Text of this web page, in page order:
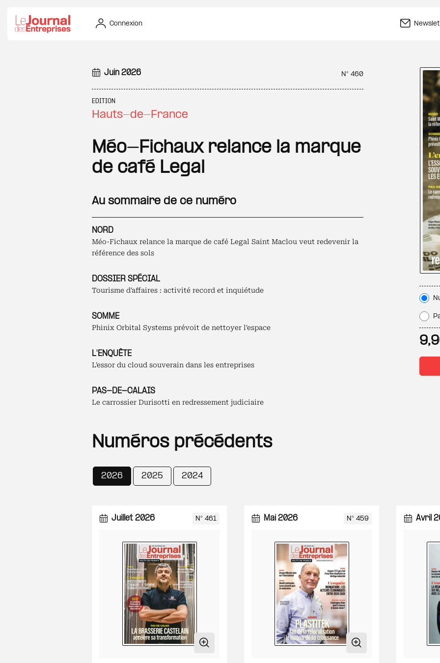
Connexion
Juin 2026 N° 460
EDITION
Hauts-de-France
Méo-Fichaux relance la marque
de café Legal
Au sommaire de ce numéro
NORD
Méo-Fichaux relance la marque de café Legal Saint Maclou veut redevenir la
référence des sols
DOSSIER SPÉCIAL
Tourisme d'affaires : activité record et inquiétude
SOMME
Phinix Orbital Systems prévoit de nettoyer l'espace
L'ENQUÊTE
L'essor du cloud souverain dans les entreprises
PAS-DE-CALAIS
Le carrossier Durisotti en redressement judiciaire
Numéros précédents
Années
2026 2025 2024
Juillet 2026 N° 461
Détails du magazine
Mai 2026 N° 459
Détails du
Avril